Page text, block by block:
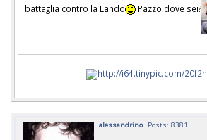
battaglia contro la Lando Pazzo dove sei?
alessandrino Posts: 8381